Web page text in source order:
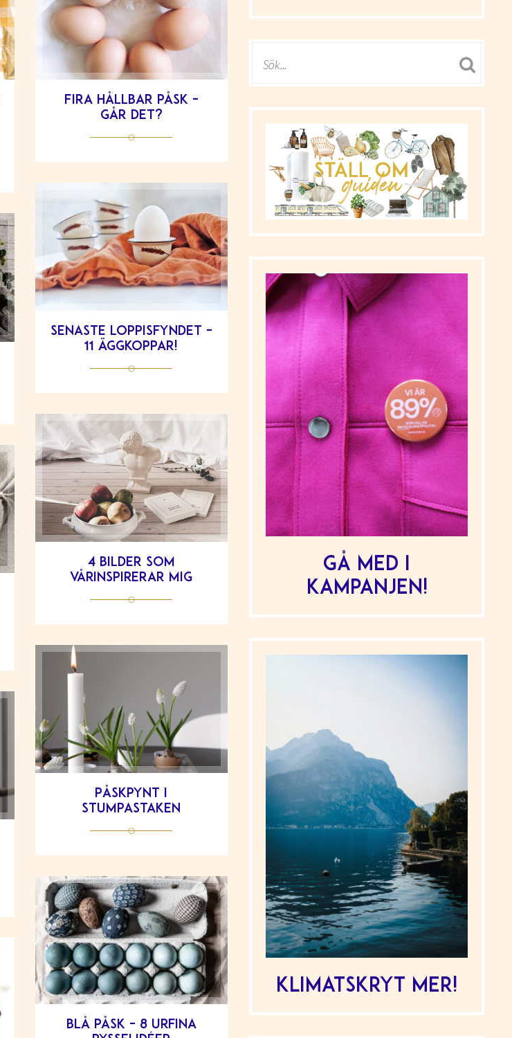
Fira hållbar påsk –
går det?
Senaste loppisfyndet –
11 äggkoppar!
4 bilder som
vårinspirerar mig
Påskpynt i
stumpastaken
Blå påsk – 8 urfina
Gå med i
kampanjen!
Klimatskryt mer!